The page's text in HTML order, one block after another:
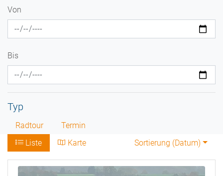
Von
Bis
Typ
Radtour
Termin
Liste
Karte Sortierung (Datum)